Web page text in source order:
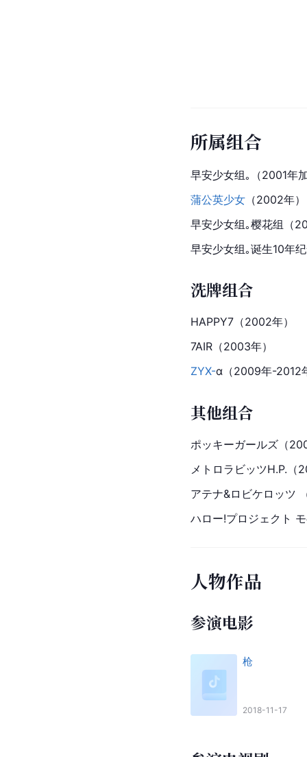
所属组合
早安少女组｡（2001年
蒲公英少女 （2002年）
早安少女组｡樱花组（
早安少女组｡诞生10年
洗牌组合
HAPPY7（2002年）
7AIR（2003年）
ZYX-α（2009年-2012
其他组合
ポッキーガールズ（
メトロラビッツH.P.（
アテナ&ロビケロッツ
ハロー!プロジェクト
人物作品
参演电影
枪
2018-11-17